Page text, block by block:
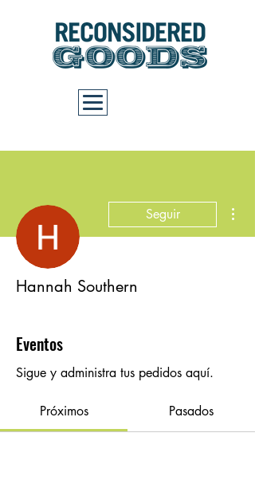
Seguir
Hannah Southern
Eventos
Sigue y administra tus pedidos aquí.
Próximos Pasados